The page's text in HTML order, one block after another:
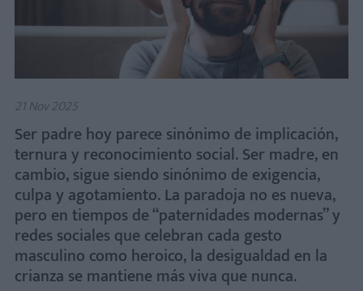
21 Nov 2025
Ser padre hoy parece sinónimo de implicación,
ternura y reconocimiento social. Ser madre, en
cambio, sigue siendo sinónimo de exigencia,
culpa y agotamiento. La paradoja no es nueva,
pero en tiempos de “paternidades modernas” y
redes sociales que celebran cada gesto
masculino como heroico, la desigualdad en la
crianza se mantiene más viva que nunca.